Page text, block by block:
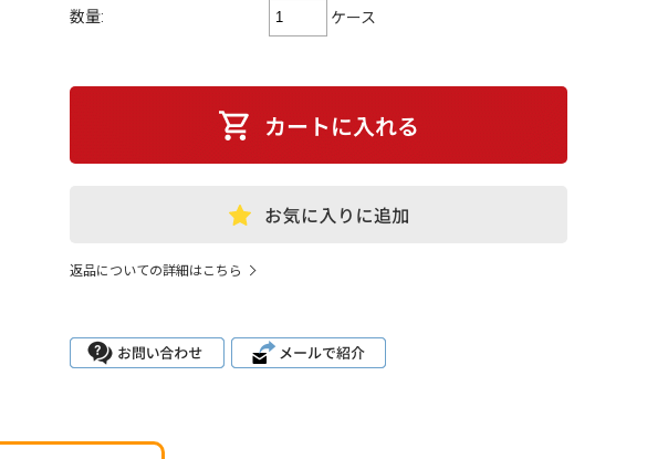
数量: ケース
返品についての詳細はこちら